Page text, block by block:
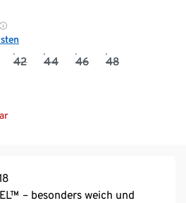
42 44 46 48
– besonders weich und